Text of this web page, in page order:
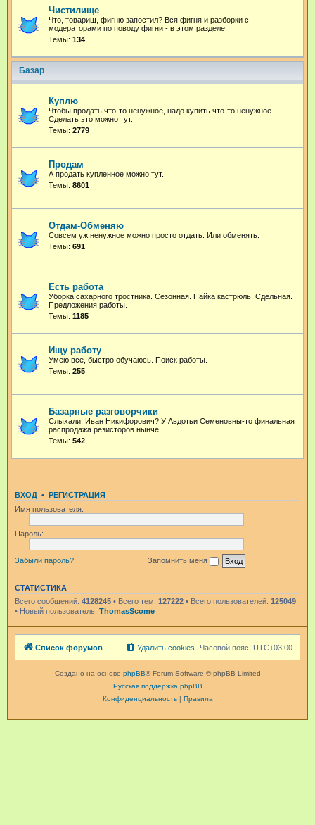
Чистилище
Что, товарищ, фигню запостил? Вся фигня и разборки с
модераторами по поводу фигни - в этом разделе.
Темы: 134
Базар
Куплю
Чтобы продать что-то ненужное, надо купить что-то ненужное.
Сделать это можно тут.
Темы: 2779
Продам
А продать купленное можно тут.
Темы: 8601
Отдам-Обменяю
Совсем уж ненужное можно просто отдать. Или обменять.
Темы: 691
Есть работа
Уборка сахарного тростника. Сезонная. Пайка кастрюль. Сдельная.
Предложения работы.
Темы: 1185
Ищу работу
Умею все, быстро обучаюсь. Поиск работы.
Темы: 255
Базарные разговорчики
Слыхали, Иван Никифорович? У Авдотьи Семеновны-то финальная
распродажа резисторов нынче.
Темы: 542
ВХОД • РЕГИСТРАЦИЯ
Имя пользователя:
Пароль:
Забыли пароль? Запомнить меня
СТАТИСТИКА
Всего сообщений: 4128245 • Всего тем: 127222 • Всего пользователей: 125049
• Новый пользователь: ThomasScome
Список форумов Часовой пояс: UTC+03:00
Удалить cookies
Создано на основе phpBB® Forum Software © phpBB Limited
Русская поддержка phpBB
Конфиденциальность| Правила